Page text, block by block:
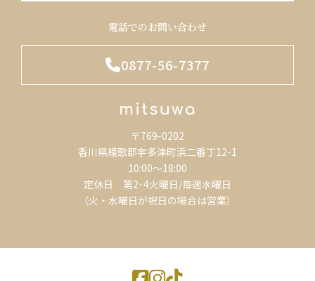
電話でのお問い合わせ
0877-56-7377
〒769-0202
香川県綾歌郡宇多津町浜二番丁12-1
10:00～18:00
定休日 第2･4火曜日/毎週水曜日
（火・水曜日が祝日の場合は営業）